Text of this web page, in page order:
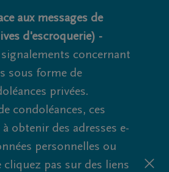
aux messages de
d'escroquerie) -
concernant
sous forme de
privées.
condoléances, ces
obtenir des adresses e-
personnelles ou
cliquez pas sur des liens